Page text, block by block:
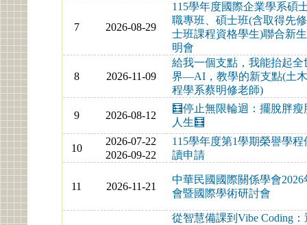
7 2026-08-29
115學年度國際企業學系碩
職專班、碩士班(含取得先
士班課程資格學生)聯合新
明會
8 2026-11-09
給我一個支點，我能抬起全
界—AI，教學的新支點(土
程學系蔡明修老師)
9 2026-08-12
🧮停止無限輪迴：擺脫胖瘦
人生🧮
10
2026-07-22
2026-09-22
115學年度第1學期榮譽學程
讀申請
11 2026-11-21
中華民國國際關係學會2026
會暨國際學術研討會
從智慧備課到Vibe Coding：